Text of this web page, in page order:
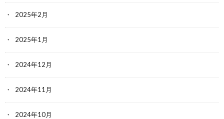
2025年2月
2025年1月
2024年12月
2024年11月
2024年10月